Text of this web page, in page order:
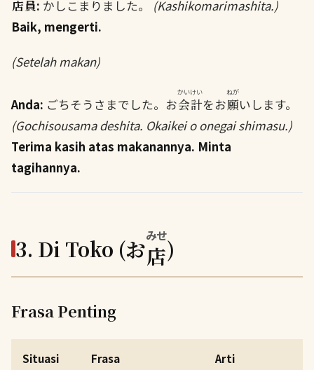
店員: かしこまりました。 (Kashikomarimashita.)
Baik, mengerti.
(Setelah makan)
Anda: ごちそうさまでした。お会計
かいけい
をお願
ねが
いします。
(Gochisousama deshita. Okaikei o onegai shimasu.)
Terima kasih atas makanannya. Minta
tagihannya.
3. Di Toko (お店
みせ)
Frasa Penting
Situasi Frasa Arti